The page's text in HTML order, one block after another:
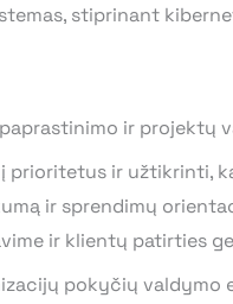
stiprinant
ir projektų
prioritetus ir užtikrinti,
ir sprendimų
ir klientų patirties
pokyčių valdymo